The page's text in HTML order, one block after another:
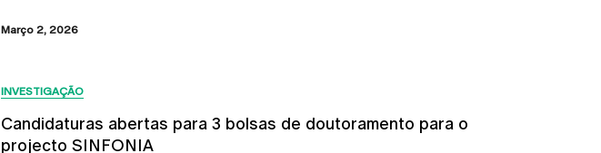
Março 2, 2026
INVESTIGAÇÃO
Candidaturas abertas para 3 bolsas de doutoramento para o
projecto SINFONIA